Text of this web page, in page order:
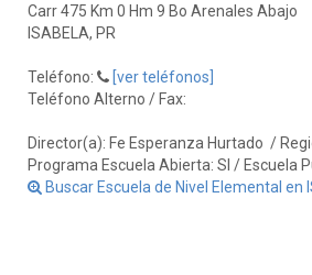
Carr 475 Km 0 Hm 9 Bo Arenales Abajo
ISABELA, PR
Teléfono:
[ver teléfonos]
Teléfono Alterno / Fax:
Director(a): Fe Esperanza Hurtado /
Programa Escuela Abierta: SI / Escuela
Buscar Escuela de Nivel Elemental en